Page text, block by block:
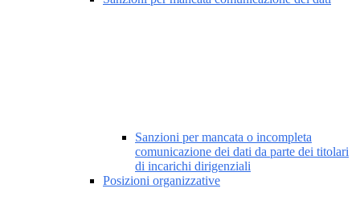
Sanzioni per mancata o incompleta
comunicazione dei dati da parte dei titolari
di incarichi dirigenziali
Posizioni organizzative